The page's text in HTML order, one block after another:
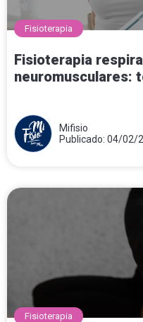
Fisioterapia
Fisioterapia
neuromusculares:
Mifisio
Publicado: 04/02/
Fisioterapia